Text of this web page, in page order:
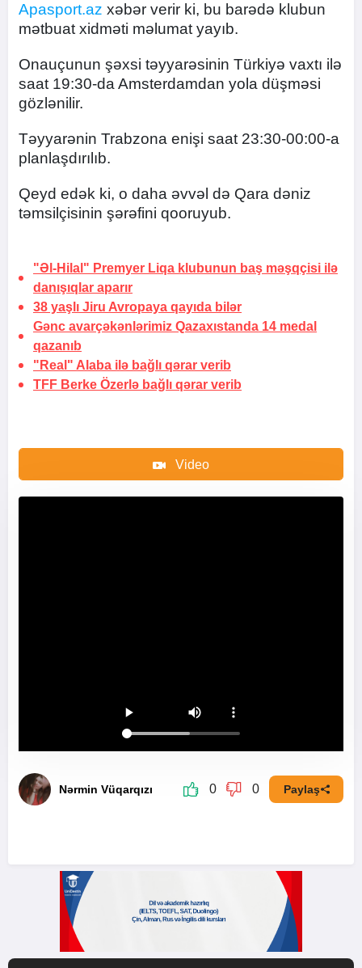
Apasport.az xəbər verir ki, bu barədə klubun
mətbuat xidməti məlumat yayıb.
Onauçunun şəxsi təyyarəsinin Türkiyə vaxtı ilə
saat 19:30-da Amsterdamdan yola düşməsi
gözlənilir.
Təyyarənin Trabzona enişi saat 23:30-00:00-a
planlaşdırılıb.
Qeyd edək ki, o daha əvvəl də Qara dəniz
təmsilçisinin şərəfini qooruyub.
"Əl-Hilal" Premyer Liqa klubunun baş məşqçisi ilə
danışıqlar aparır
38 yaşlı Jiru Avropaya qayıda bilər
Gənc avarçəkənlərimiz Qazaxıstanda 14 medal
qazanıb
"Real" Alaba ilə bağlı qərar verib
TFF Berke Özerlə bağlı qərar verib
Video
Nərmin Vüqarqızı 0 0 Paylaş